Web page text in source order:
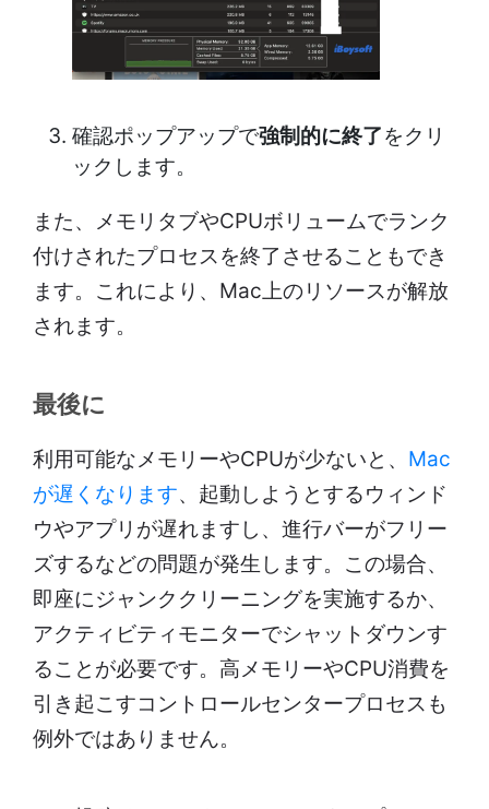
確認ポップアップで強制的に終了をクリ
ックします。
また、メモリタブやCPUボリュームでランク
付けされたプロセスを終了させることもでき
ます。これにより、Mac上のリソースが解放
されます。
最後に
利用可能なメモリーやCPUが少ないと、 Mac
が遅くなります、起動しようとするウィンド
ウやアプリが遅れますし、進行バーがフリー
ズするなどの問題が発生します。この場合、
即座にジャンククリーニングを実施するか、
アクティビティモニターでシャットダウンす
ることが必要です。高メモリーやCPU消費を
引き起こすコントロールセンタープロセスも
例外ではありません。